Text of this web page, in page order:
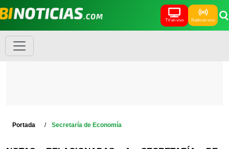
TV en vivo Radio en vivo
Portada Secretaría de Economía